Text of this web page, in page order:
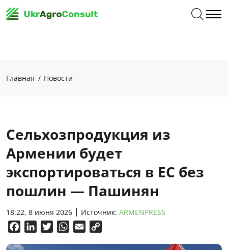
Главная Новости
Сельхозпродукция из
Армении будет
экспортироваться в ЕС без
пошлин — Пашинян
18:22, 8 июня 2026 Источник: ARMENPRESS
FacebookLinkedInTwitterWhatsApp
Email